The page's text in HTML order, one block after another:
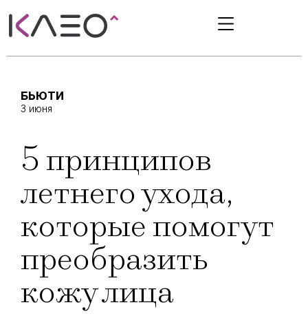
БЬЮТИ
3 июня
5 принципов
летнего ухода,
которые помогут
преобразить
кожу лица